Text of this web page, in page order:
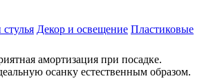
Декор и освещение Пластиковые
амортизация при посадке.
осанку естественным образом.